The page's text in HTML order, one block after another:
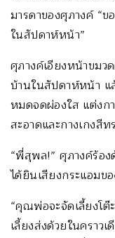
มารดาของศุภางค์ “
ในสัปดาห์หน้า”
ศุภางค์เอียงหน้าขม
บ้านในสัปดาห์หน้า แ
หมดจดผ่องใส แต่งก
สะอาดและกางเกงสี
“พี่สุพล!” ศุภางค์ร้อง
ได้ยินเสียงกระแอมข
“คุณพ่อจะจัดเลี้ยงโ
เลี้ยงส่งด้วยในคราว